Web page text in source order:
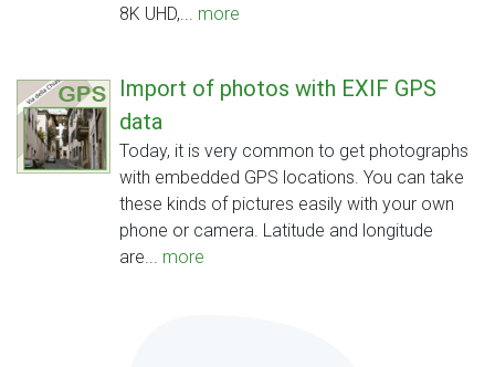
8K UHD,... more
Import of photos with EXIF GPS
data
Today, it is very common to get photographs
with embedded GPS locations. You can take
these kinds of pictures easily with your own
phone or camera. Latitude and longitude
are... more